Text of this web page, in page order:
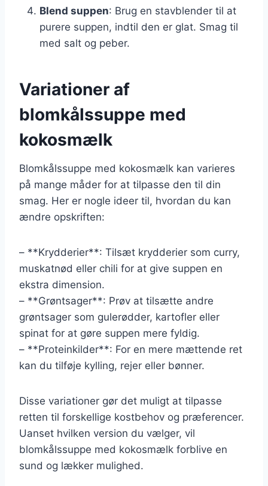
Blend suppen: Brug en stavblender til at
purere suppen, indtil den er glat. Smag til
med salt og peber.
Variationer af
blomkålssuppe med
kokosmælk
Blomkålssuppe med kokosmælk kan varieres
på mange måder for at tilpasse den til din
smag. Her er nogle ideer til, hvordan du kan
ændre opskriften:
– **Krydderier**: Tilsæt krydderier som curry,
muskatnød eller chili for at give suppen en
ekstra dimension.
– **Grøntsager**: Prøv at tilsætte andre
grøntsager som gulerødder, kartofler eller
spinat for at gøre suppen mere fyldig.
– **Proteinkilder**: For en mere mættende ret
kan du tilføje kylling, rejer eller bønner.
Disse variationer gør det muligt at tilpasse
retten til forskellige kostbehov og præferencer.
Uanset hvilken version du vælger, vil
blomkålssuppe med kokosmælk forblive en
sund og lækker mulighed.